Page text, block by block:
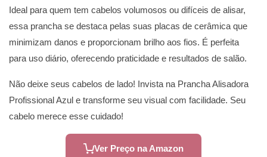
Ideal para quem tem cabelos volumosos ou difíceis de alisar,
essa prancha se destaca pelas suas placas de cerâmica que
minimizam danos e proporcionam brilho aos fios. É perfeita
para uso diário, oferecendo praticidade e resultados de salão.
Não deixe seus cabelos de lado! Invista na Prancha Alisadora
Profissional Azul e transforme seu visual com facilidade. Seu
cabelo merece esse cuidado!
Ver Preço na Amazon